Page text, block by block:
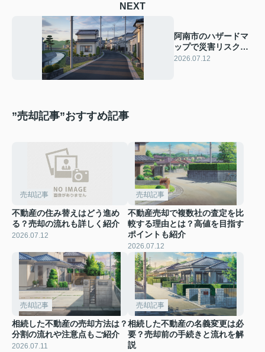
NEXT
阿南市のハザードマ
ップで災害リスクを
確認！住まい選びの
2026.07.12
”売却記事”おすすめ記事
売却記事
不動産の住み替えはどう進め
る？売却の流れも詳しく紹介
2026.07.12
売却記事
不動産売却で複数社の査定を比
較する理由とは？高値を目指す
ポイントも紹介
2026.07.12
売却記事
相続した不動産の売却方法は？
分割の流れや注意点もご紹介
2026.07.11
売却記事
相続した不動産の名義変更は必
要？売却前の手続きと流れを解
説